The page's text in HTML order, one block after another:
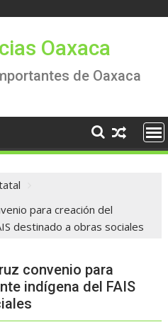
Oaxaca
de Oaxaca
para creación del
destinado a obras sociales
convenio para
indígena del FAIS